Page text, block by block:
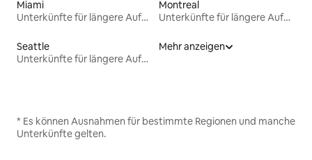
Miami
Unterkünfte für längere Aufenthalte
Montreal
Unterkünfte für längere Aufenthalte
Seattle
Unterkünfte für längere Aufenthalte
Mehr anzeigen
* Es können Ausnahmen für bestimmte Regionen und manche
Unterkünfte gelten.